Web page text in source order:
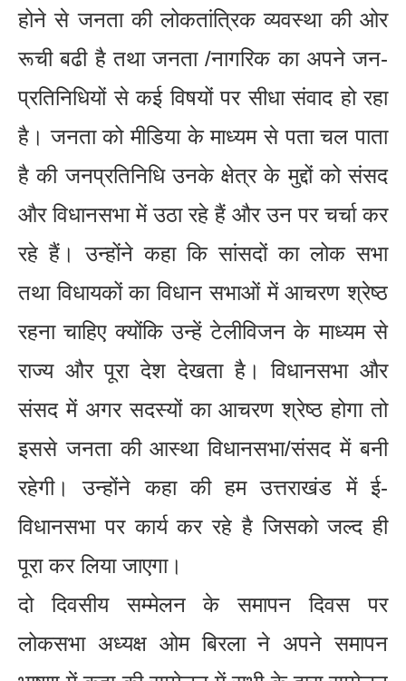
होने से जनता की लोकतांत्रिक व्यवस्था की ओर
रूची बढी है तथा जनता /नागरिक का अपने जन-
प्रतिनिधियों से कई विषयों पर सीधा संवाद हो रहा
है। जनता को मीडिया के माध्यम से पता चल पाता
है की जनप्रतिनिधि उनके क्षेत्र के मुद्दों को संसद
और विधानसभा में उठा रहे हैं और उन पर चर्चा कर
रहे हैं। उन्होंने कहा कि सांसदों का लोक सभा
तथा विधायकों का विधान सभाओं में आचरण श्रेष्ठ
रहना चाहिए क्योंकि उन्हें टेलीविजन के माध्यम से
राज्य और पूरा देश देखता है। विधानसभा और
संसद में अगर सदस्यों का आचरण श्रेष्ठ होगा तो
इससे जनता की आस्था विधानसभा/संसद में बनी
रहेगी। उन्होंने कहा की हम उत्तराखंड में ई-
विधानसभा पर कार्य कर रहे है जिसको जल्द ही
पूरा कर लिया जाएगा।
दो दिवसीय सम्मेलन के समापन दिवस पर
लोकसभा अध्यक्ष ओम बिरला ने अपने समापन